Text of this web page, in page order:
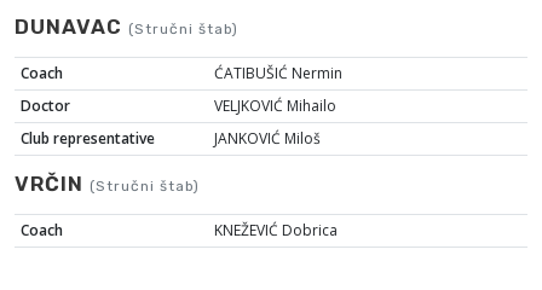
DUNAVAC (Stručni štab)
Coach
ĆATIBUŠIĆ Nermin
Doctor
VELJKOVIĆ Mihailo
Club representative
JANKOVIĆ Miloš
VRČIN (Stručni štab)
Coach KNEŽEVIĆ Dobrica